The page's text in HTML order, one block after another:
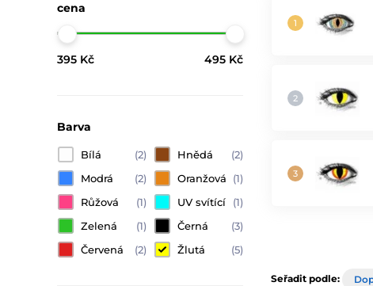
cena
395 Kč 495 Kč
Barva
Bílá (2) Hnědá
(2)
Modrá
(2) Oranžová
(1)
Růžová
(1) UV svítící
(1)
Zelená
(1) Černá
(3)
Červená
(2) Žlutá (5)
Seřadit podle: